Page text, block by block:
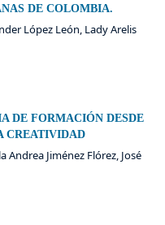
DE COLOMBIA.
López León, Lady Arelis
DE FORMACIÓN DESDE
CREATIVIDAD
Andrea Jiménez Flórez, José